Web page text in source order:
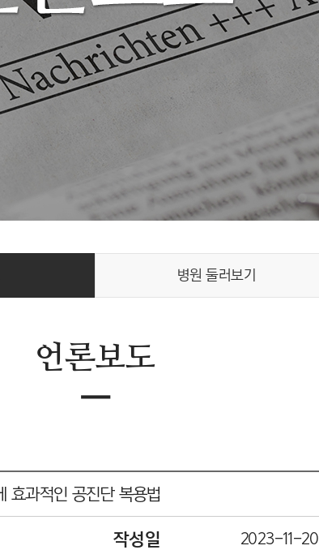
병원 둘러보기
언론보도
ㅡ
효과적인 공진단 복용법
작성일 2023-11-20